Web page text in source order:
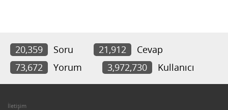
20,359 Soru 21,912
Cevap
73,672
Yorum 3,972,730 Kullanıcı
İletişim